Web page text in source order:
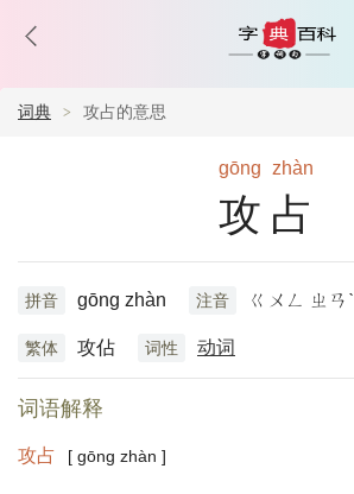
词典 攻占的意思
gōng zhàn
攻占
拼音 gōng zhàn 注音 ㄍㄨㄥ ㄓㄢˋ
繁体 攻佔 词性 动词
词语解释
攻占 [ gōng zhàn ]